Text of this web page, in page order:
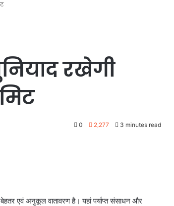
रखेगी
0 2,277 3 minutes read
एवं अनुकूल वातावरण है। यहां पर्याप्त संसाधन और